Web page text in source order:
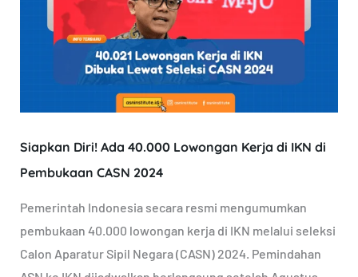
Siapkan Diri! Ada 40.000 Lowongan Kerja di IKN di
Pembukaan CASN 2024
Pemerintah Indonesia secara resmi mengumumkan
pembukaan 40.000 lowongan kerja di IKN melalui seleksi
Calon Aparatur Sipil Negara (CASN) 2024. Pemindahan
40.000
di
Pembukaan